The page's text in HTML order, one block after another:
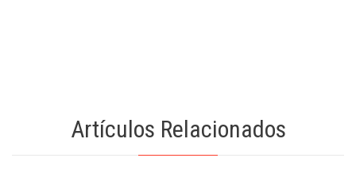
Artículos Relacionados